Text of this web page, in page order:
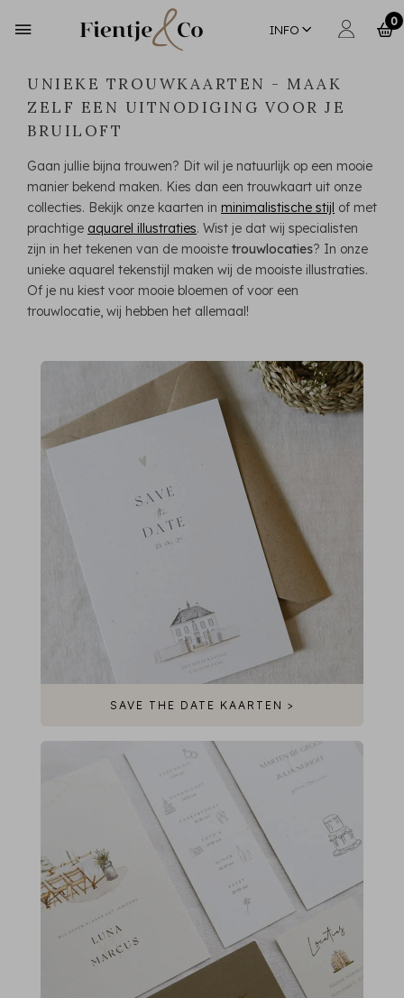
INFO
0
UNIEKE TROUWKAARTEN - MAAK
ZELF EEN UITNODIGING VOOR JE
BRUILOFT
Gaan jullie bijna trouwen? Dit wil je natuurlijk op een mooie
manier bekend maken. Kies dan een trouwkaart uit onze
collecties. Bekijk onze kaarten in minimalistische stijl of met
prachtige aquarel illustraties. Wist je dat wij specialisten
zijn in het tekenen van de mooiste trouwlocaties? In onze
unieke aquarel tekenstijl maken wij de mooiste illustraties.
Of je nu kiest voor mooie bloemen of voor een
trouwlocatie, wij hebben het allemaal!
SAVE THE DATE KAARTEN >